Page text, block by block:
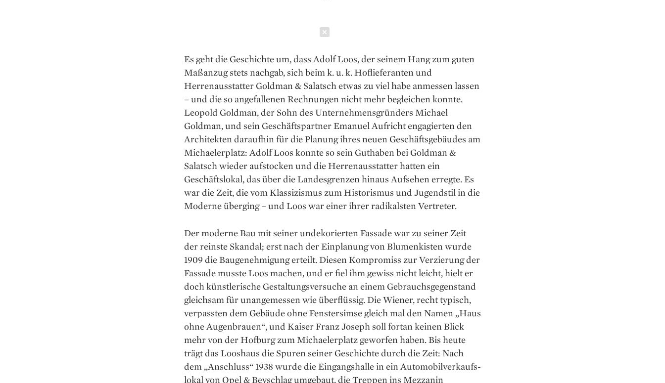
Es geht die Geschichte um, dass Adolf Loos, der seinem Hang zum guten
Maßanzug stets nachgab, sich beim k. u. k. Hoflieferanten und
Herrenausstatter Goldman & Salatsch etwas zu viel habe anmessen lassen
– und die so angefallenen Rechnungen nicht mehr begleichen konnte.
Leopold Goldman, der Sohn des Unternehmens­gründers Michael
Goldman, und sein Geschäftspartner Emanuel Aufricht engagierten den
Architekten daraufhin für die Planung ihres neuen Geschäftsgebäudes am
Michaelerplatz: Adolf Loos konnte so sein Guthaben bei Goldman &
Salatsch wieder aufstocken und die Herrenausstatter hatten ein
Geschäftslokal, das über die Landesgrenzen ­hinaus Aufsehen erregte. Es
war die Zeit, die vom Klassizismus zum Historismus und Jugendstil in die
Moderne überging – und Loos war einer ihrer radikalsten Vertreter.
Der moderne Bau mit seiner ­undekorierten Fassade war zu seiner Zeit
der reinste ­Skandal; erst nach der Einplanung von Blumenkisten wurde
1909 die Baugenehmigung erteilt. Diesen Kompromiss zur Verzierung der
Fassade musste Loos machen, und er fiel ihm gewiss nicht leicht, hielt er
doch künstlerische ­Gestaltungsversuche an ­einem Gebrauchsgegenstand
gleichsam für un­angemessen wie überflüssig. Die Wiener, recht typisch,
verpassten dem Gebäude ohne Fenster­simse gleich mal den Namen „Haus
ohne Augen­brauen“, und Kaiser Franz Joseph soll fortan keinen Blick
mehr von der Hofburg zum Michaelerplatz geworfen haben. Bis heute
trägt das Looshaus die Spuren seiner Geschichte durch die Zeit: Nach
dem „Anschluss“ 1938 wurde die Eingangshalle in ein Automobilverkaufs­
lokal von Opel & Beyschlag umgebaut, die Treppen ins Mezzanin